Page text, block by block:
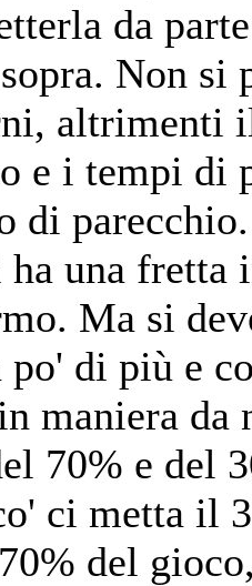
da
Non si
altrimenti
e i tempi di
di
una fretta
Ma si
po' di più e
maniera da
70% e del
ci metta il
del